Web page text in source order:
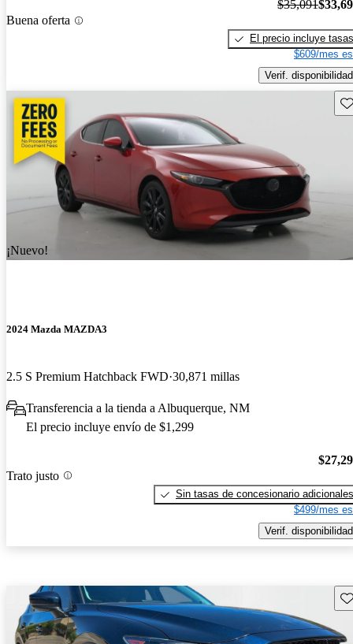
Buena oferta
$35,091
El precio incluye tasas
$609/mes
Verif. disponibilidad
¡Nuevo!
2024 Mazda MAZDA3
2.5 S Premium Hatchback FWD 30,871 millas
Transferencia a la tienda a Albuquerque, NM
El precio incluye envío de $1,299
Trato justo
Sin tasas de concesionario adicionales
$499/mes
Verif. disponibilidad